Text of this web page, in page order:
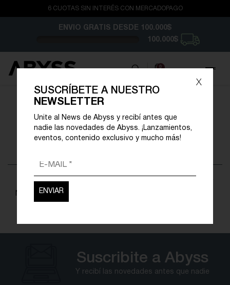
x
SUSCRÍBETE A NUESTRO
NEWSLETTER
Unite al News de Abyss y recibí antes que
nadie las novedades de Abyss. ¡Lanzamientos,
eventos, contenido exclusivo y mucho más!
6 CUOTAS SIN INTERÉS CON MERCADOPAGO
ENVIO GRATIS DESDE 100.000$
100.000$
0
CATÁLOGO ABYSS
NIÑO|
Se encontraron0 resultados
No hay resultados con su busqueda.
Suscribite a Abyss
Y recibí las novedades antes que nadie